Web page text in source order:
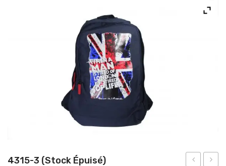
4315-3 (Stock Épuisé)